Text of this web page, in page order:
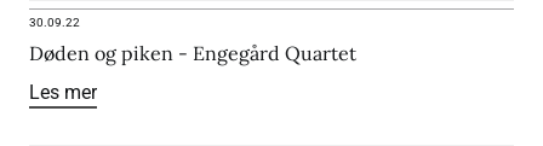
30.09.22
Døden og piken - Engegård Quartet
Les mer